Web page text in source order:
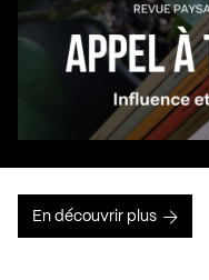
En découvrir plus